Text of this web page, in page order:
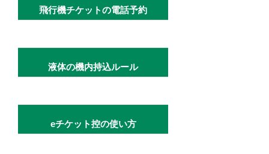
飛行機チケットの電話予約
液体の機内持込ルール
eチケット控の使い方